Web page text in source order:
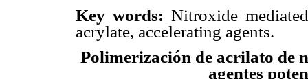
Key words: Nitroxide
acrylate, accelerating agents.
Polimerización de acrilato de
agentes